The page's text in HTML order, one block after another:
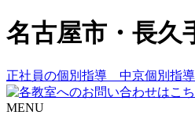
名古屋市・長久
正社員の個別指導 中京個別指
MENU